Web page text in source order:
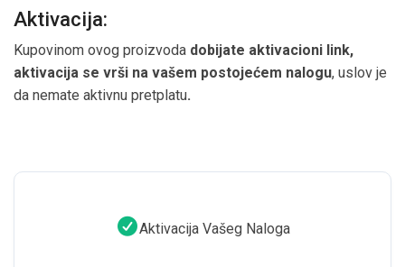
Aktivacija:
Kupovinom ovog proizvoda dobijate aktivacioni link,
aktivacija se vrši na vašem postojećem nalogu, uslov je
da nemate aktivnu pretplatu.
Aktivacija Vašeg Naloga